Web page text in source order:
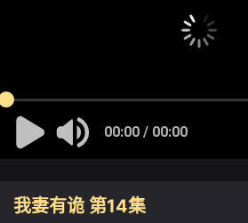
00:00 / 00:00
我妻有诡 第14集